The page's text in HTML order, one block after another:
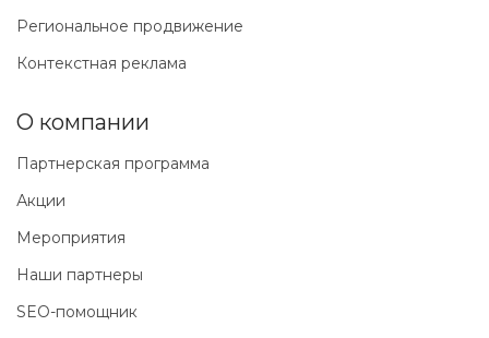
Региональное продвижение
Контекстная реклама
О компании
Партнерская программа
Акции
Мероприятия
Наши партнеры
SEO-помощник